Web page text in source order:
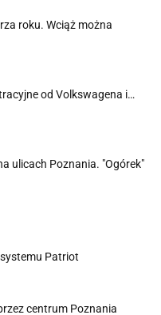
roku. Wciąż można
od Volkswagena i…
ulicach Poznania. "Ogórek"
Patriot
centrum Poznania